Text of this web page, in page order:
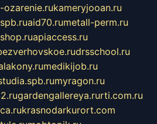
ozarenie.rukameryjooan.ru
aid70.rumetall-perm.ru
apiaccess.ru
drsschool.ru
medikijob.ru
myragon.ru
gardengallereya.rurti.com.ru
krasnodarkurort.com